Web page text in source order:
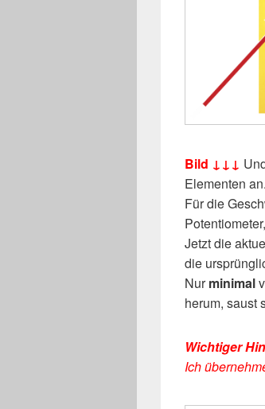
Bild ↓↓↓
Elementen an.
Für die
Jetzt die
die
Nurminimal
herum, saust
Wichtiger
Ich